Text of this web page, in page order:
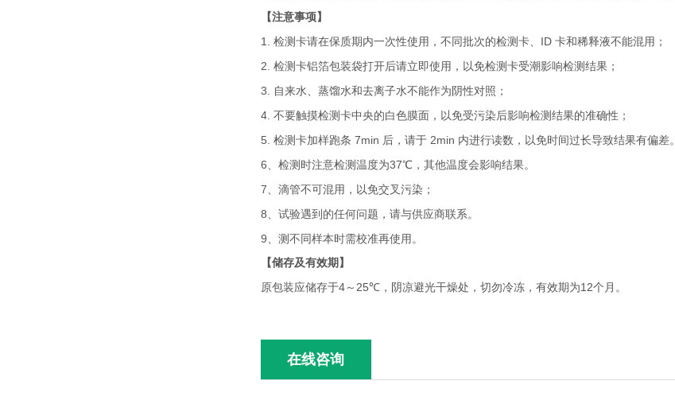
【注意事项】
1. 检测卡请在保质期内一次性使用，不同批次的检测卡、 ID 卡和稀释液不能混用；
2. 检测卡铝箔包装袋打开后请立即使用，以免检测卡受潮影响检测结果；
3. 自来水、蒸馏水和去离子水不能作为阴性对照；
4. 不要触摸检测卡中央的白色膜面，以免受污染后影响检测结果的准确性；
5. 检测卡加样跑条 7min 后，请于2min 内进行读数，以免时间过长导致结果有偏差。
6、检测时注意检测温度为37℃，其他温度会影响结果。
7、滴管不可混用，以免交叉污染；
8、试验遇到的任何问题，请与供应商联系。
9、测不同样本时需校准再使用。
【储存及有效期】
原包装应储存于4～ 25℃，阴凉避光干燥处，切勿冷冻，有效期为12个月。
在线咨询